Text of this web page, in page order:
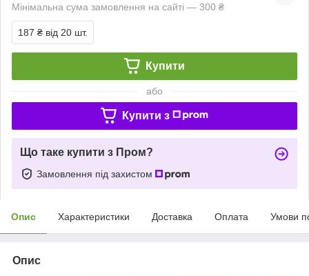
Мінімальна сума замовлення на сайті — 300 ₴
187 ₴ від 20 шт.
Купити
або
Купити з
Що таке купити з Пром?
Замовлення під захистом
Опис Характеристики Доставка Оплата Умови
Опис